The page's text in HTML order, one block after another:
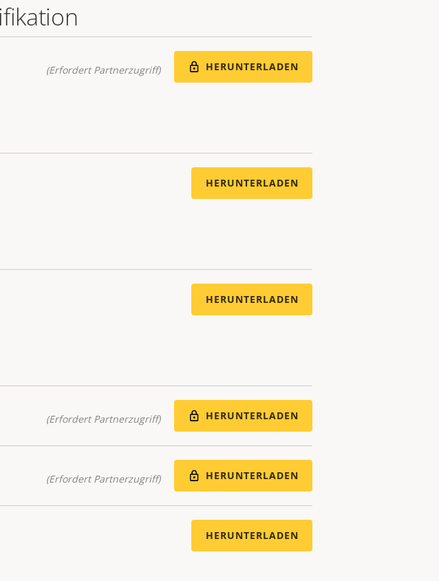
(Erfordert Partnerzugriff) HERUNTERLADEN
HERUNTERLADEN
HERUNTERLADEN
(Erfordert Partnerzugriff) HERUNTERLADEN
(Erfordert Partnerzugriff) HERUNTERLADEN
HERUNTERLADEN